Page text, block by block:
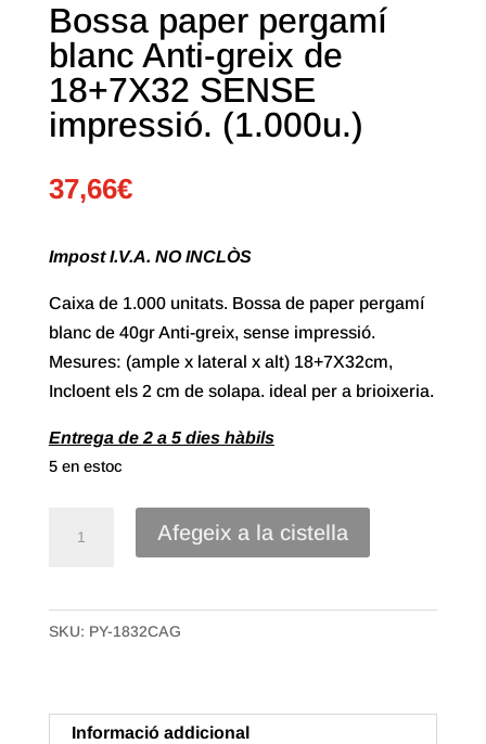
Bossa paper pergamí
blanc Anti-greix de
18+7X32 SENSE
impressió. (1.000u.)
37,66€
Impost I.V.A. NO INCLÒS
Caixa de 1.000 unitats. Bossa de paper pergamí
blanc de 40gr Anti-greix, sense impressió.
Mesures: (ample x lateral x alt) 18+7X32cm,
Incloent els 2 cm de solapa. ideal per a brioixeria.
Entrega de 2 a 5 dies hàbils
5 en estoc
paper
pergamí
greix
Afegeix a la cistella
SKU: PY-1832CAG
Informació addicional